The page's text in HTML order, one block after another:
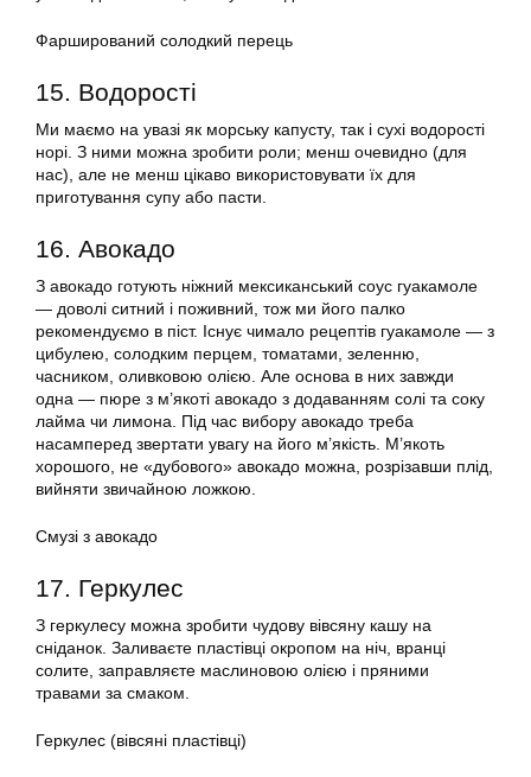
Фарширований солодкий перець
15. Водорості
Ми маємо на увазі як морську капусту, так і сухі водорості
норі. З ними можна зробити роли; менш очевидно (для
нас), але не менш цікаво використовувати їх для
приготування супу або пасти.
16. Авокадо
З авокадо готують ніжний мексиканський соус гуакамоле
— доволі ситний і поживний, тож ми його палко
рекомендуємо в піст. Існує чимало рецептів гуакамоле — з
цибулею, солодким перцем, томатами, зеленню,
часником, оливковою олією. Але основа в них завжди
одна — пюре з м’якоті авокадо з додаванням солі та соку
лайма чи лимона. Під час вибору авокадо треба
насамперед звертати увагу на його м’якість. М’якоть
хорошого, не «дубового» авокадо можна, розрізавши плід,
вийняти звичайною ложкою.
Смузі з авокадо
17. Геркулес
З геркулесу можна зробити чудову вівсяну кашу на
сніданок. Заливаєте пластівці окропом на ніч, вранці
солите, заправляєте маслиновою олією і пряними
травами за смаком.
Геркулес (вівсяні пластівці)